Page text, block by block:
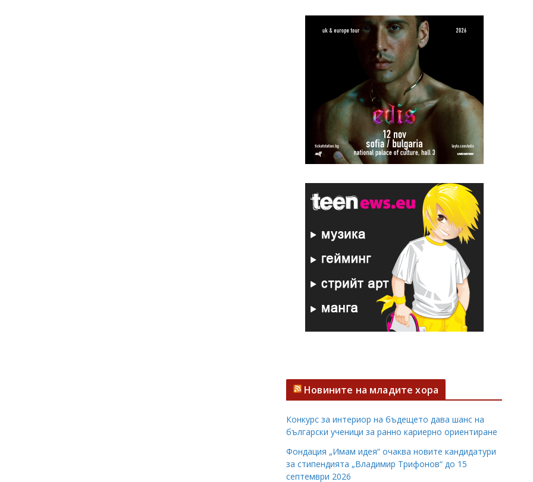
Новините на младите хора
Конкурс за интериор на бъдещето дава шанс на
български ученици за ранно кариерно ориентиране
Фондация „Имам идея“ очаква новите кандидатури
за стипендията „Владимир Трифонов“ до 15
септември 2026